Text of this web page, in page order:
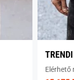
Elérhető